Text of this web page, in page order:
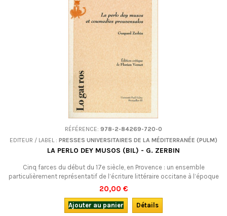
RÉFÉRENCE: 978-2-84269-720-0
EDITEUR / LABEL : PRESSES UNIVERSITAIRES DE LA MÉDITERRANÉE (PULM)
LA PERLO DEY MUSOS (BIL) - G. ZERBIN
Cinq farces du début du 17e siècle, en Provence : un ensemble
particulièrement représentatif de l’écriture littéraire occitane à l’époque
baroque : des intrigues embrouillées, une action endiablée, des
dialogues animés et des morceaux de bravoure...Bilingue.
20,00 €
Ajouter au panier
Détails